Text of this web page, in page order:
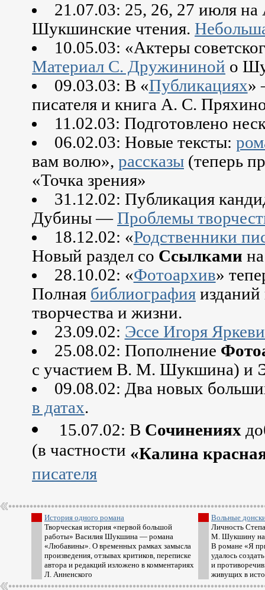
21.07.03: 25, 26, 27 июля на
Шукшинские чтения.
10.05.03: «Актеры
Материал С. Дружининой о
09.03.03: В «Публикациях»
писателя и книга А. С.
11.02.03: Подготовлено
06.02.03: Новые тексты:
вам волю», рассказы (теперь
«Точка зрения»
31.12.02: Публикация
Дубины —Проблемы
18.12.02: «Родственники
Новый раздел со Ссылками
28.10.02: «Фотоархив»
Полная библиография изданий
творчества и жизни.
23.09.02: Эссе Игоря
25.08.02: Пополнение
с участием В. М. Шукшина) и
09.08.02: Два новых
в датах.
15.07.02: В Сочинениях
(в частности «Калина
писателя
История одного романа
Творческая история «первой большой
работы» Василия Шукшина — романа
«Любавины». О временных рамках замысла
произведения, отзывах критиков, переписке
автора и редакций изложено в комментариях
Л. Анненского
Вольные
Личность
М. Шукшину на
В романе «Я
удалось
и
живущих в